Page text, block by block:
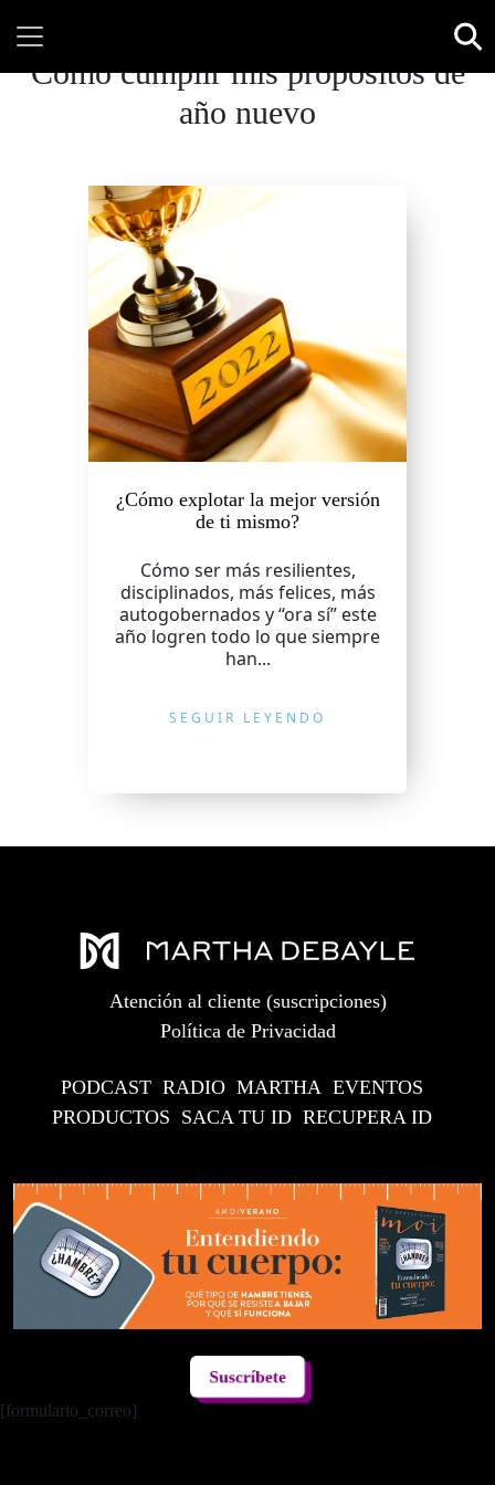
Cómo cumplir mis propósitos de
año nuevo
¿Cómo explotar la mejor versión
de ti mismo?
Cómo ser más resilientes,
disciplinados, más felices, más
autogobernados y “ora sí” este
año logren todo lo que siempre
han...
SEGUIR LEYENDO
Atención al cliente (suscripciones)
Política de Privacidad
PODCAST RADIO MARTHA EVENTOS
PRODUCTOS SACA TU ID RECUPERA ID
Suscríbete
[formulario_correo]